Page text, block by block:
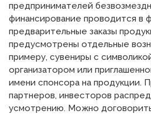
предпринимателей
финансирование проводится в
предварительные заказы
предусмотрены отдельные
примеру, сувениры с
организатором или
имени спонсора на продукции.
партнеров, инвесторов
усмотрению. Можно